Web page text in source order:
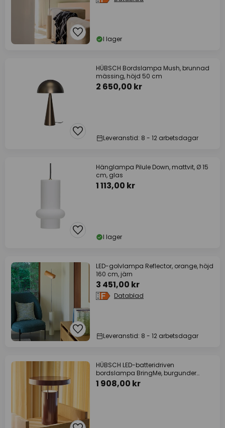
I lager
HÜBSCH Bordslampa Mush, brunnad
mässing, höjd 50 cm
2 650,00 kr
Leveranstid: 8 - 12 arbetsdagar
Hänglampa Pilule Down, mattvit, Ø 15
cm, glas
1 113,00 kr
I lager
LED-golvlampa Reflector, orange, höjd
160 cm, järn
3 451,00 kr
Datablad
Leveranstid: 8 - 12 arbetsdagar
HÜBSCH LED-batteridriven
bordslampa BringMe, burgunder
metallic, 28 cm
1 908,00 kr